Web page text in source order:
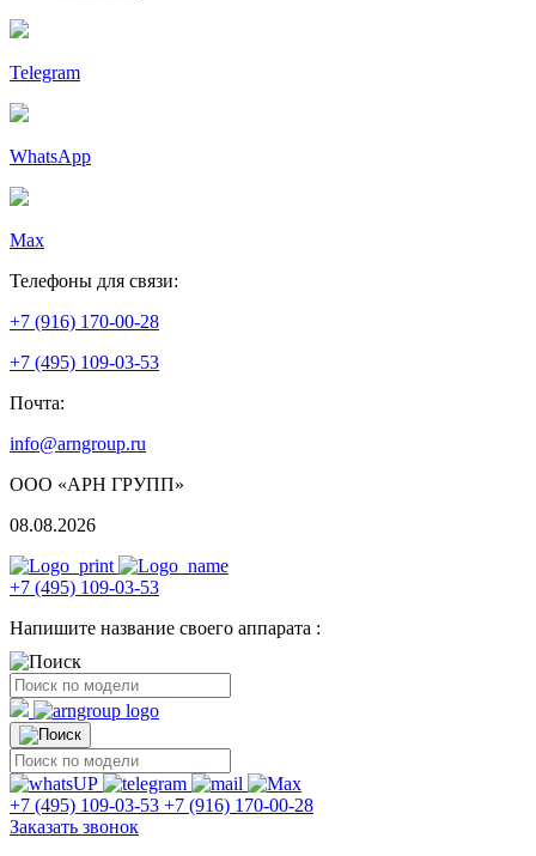
Telegram
WhatsApp
Max
Телефоны для связи:
+7 (916) 170-00-28
+7 (495) 109-03-53
Почта:
info@arngroup.ru
ООО «АРН ГРУПП»
08.08.2026
+7 (495) 109-03-53
Напишите название своего аппарата :
+7 (495) 109-03-53 +7 (916) 170-00-28
Заказать звонок